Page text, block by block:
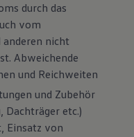
durch das
vom
nicht
Abweichende
und Reichweiten
und Zubehör
Dachträger etc.)
Einsatz von